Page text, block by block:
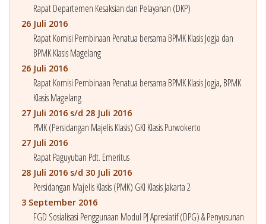
Rapat Departemen Kesaksian dan Pelayanan (DKP)
26 Juli 2016
Rapat Komisi Pembinaan Penatua bersama BPMK Klasis Jogja dan
BPMK Klasis Magelang
26 Juli 2016
Rapat Komisi Pembinaan Penatua bersama BPMK Klasis Jogja, BPMK
Klasis Magelang
27 Juli 2016 s/d 28 Juli 2016
PMK (Persidangan Majelis Klasis) GKI Klasis Purwokerto
27 Juli 2016
Rapat Paguyuban Pdt. Emeritus
28 Juli 2016 s/d 30 Juli 2016
Persidangan Majelis Klasis (PMK) GKI Klasis Jakarta 2
3 September 2016
FGD Sosialisasi Penggunaan Modul PJ Apresiatif (DPG) & Penyusunan